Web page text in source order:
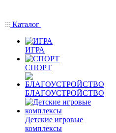
Каталог
ИГРА
СПОРТ
БЛАГОУСТРОЙСТВО
Детские игровые
комплексы